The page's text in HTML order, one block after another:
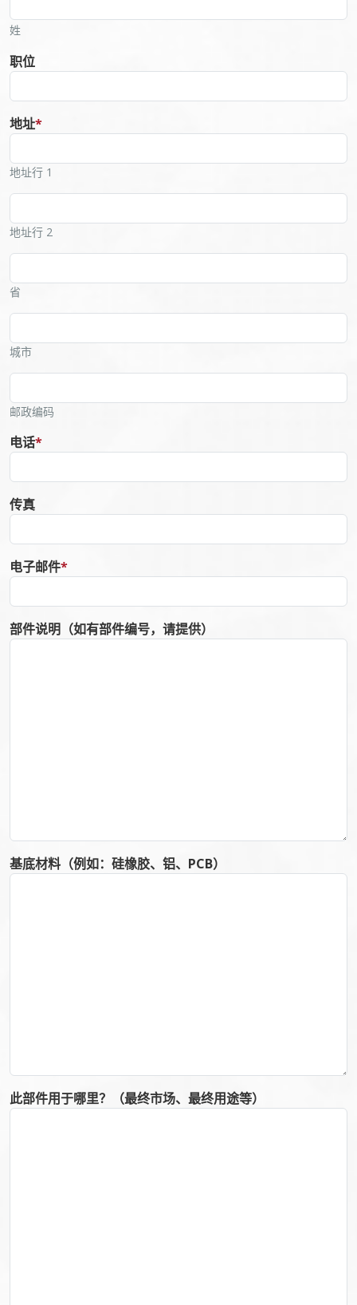
姓
职位
地址*
地址行 1
地址行 2
省
城市
邮政编码
电话*
传真
电子邮件*
部件说明（如有部件编号，请提供）
基底材料（例如：硅橡胶、铝、PCB）
此部件用于哪里？（最终市场、最终用途等）